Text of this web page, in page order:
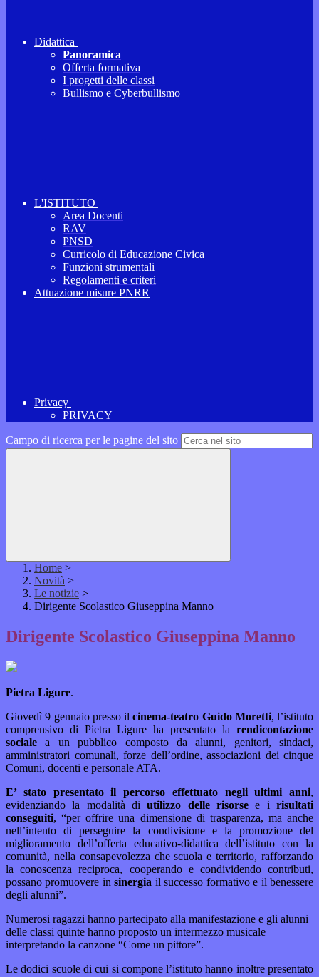
Didattica
Panoramica
Offerta formativa
I progetti delle classi
Bullismo e Cyberbullismo
L'ISTITUTO
Area Docenti
RAV
PNSD
Curricolo di Educazione Civica
Funzioni strumentali
Regolamenti e criteri
Attuazione misure PNRR
Privacy
PRIVACY
Campo di ricerca per le pagine del sito
Home >
Novità >
Le notizie >
Dirigente Scolastico Giuseppina Manno
Dirigente Scolastico Giuseppina Manno
Pietra Ligure.
Giovedì 9 gennaio presso ilcinema-teatro Guido Moretti, l’istituto
comprensivo di Pietra Ligure ha presentato la rendicontazione
sociale a un pubblico composto da alunni, genitori, sindaci,
amministratori comunali, forze dell’ordine, associazioni dei cinque
Comuni, docenti e personale ATA.
E’ stato presentato il percorso effettuato negli ultimi anni,
evidenziando la modalità di utilizzo delle risorse e i risultati
conseguiti, “per offrire una dimensione di trasparenza, ma anche
nell’intento di perseguire la condivisione e la promozione del
miglioramento dell’offerta educativo-didattica dell’istituto con la
comunità, nella consapevolezza che scuola e territorio, rafforzando
la conoscenza reciproca, cooperando e condividendo contributi,
possano promuovere insinergia il successo formativo e il benessere
degli alunni”.
Numerosi ragazzi hanno partecipato alla manifestazione e gli alunni
delle classi quinte hanno proposto un intermezzo musicale
interpretando la canzone “Come un pittore”.
Le dodici scuole di cui si compone l’istituto hanno inoltre presentato